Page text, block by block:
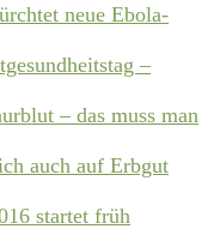
neue Ebola-
–
– das muss man
auch auf Erbgut
startet früh